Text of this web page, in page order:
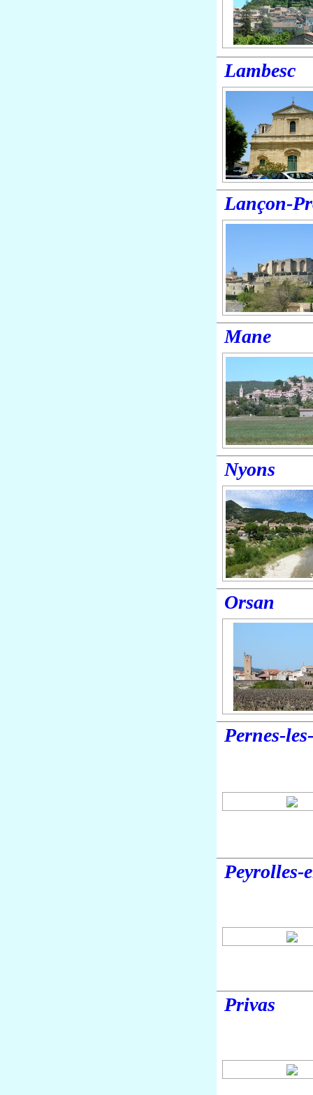
Lambesc
Lançon-
Mane
Nyons
Orsan
Pernes-
Peyrolles-
Privas